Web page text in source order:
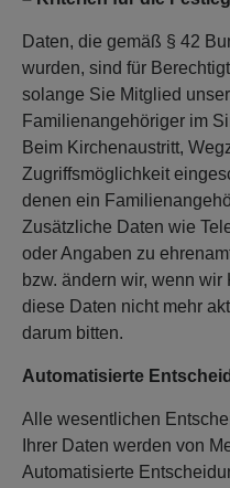
Daten, die gemäß § 42
wurden, sind für
solange Sie Mitglied
Familienangehöriger im
Beim Kirchenaustritt,
Zugriffsmöglichkeit
denen ein
Zusätzliche Daten wie
oder Angaben zu
bzw. ändern wir, wenn
diese Daten nicht mehr
darum bitten.
Automatisierte
Alle wesentlichen
Ihrer Daten werden von
Automatisierte